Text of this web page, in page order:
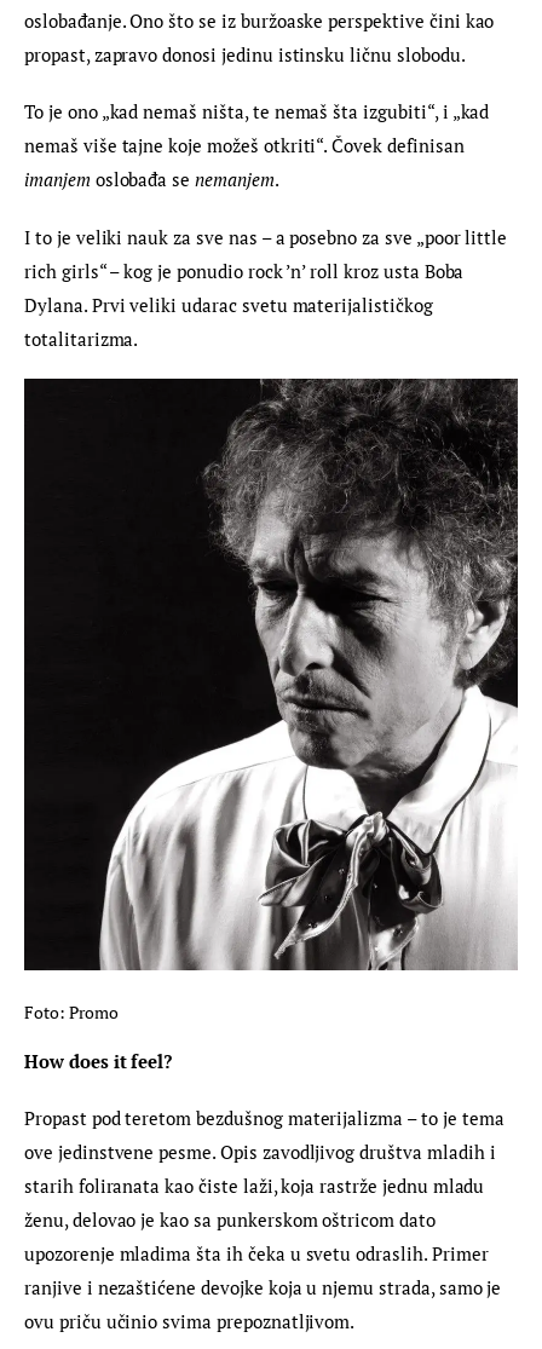
oslobađanje. Ono što se iz buržoaske perspektive čini kao
propast, zapravo donosi jedinu istinsku ličnu slobodu.
To je ono „kad nemaš ništa, te nemaš šta izgubiti“, i „kad
nemaš više tajne koje možeš otkriti“. Čovek definisan
imanjem oslobađa se nemanjem.
I to je veliki nauk za sve nas – a posebno za sve „poor little
rich girls“ – kog je ponudio rock ’n’ roll kroz usta Boba
Dylana. Prvi veliki udarac svetu materijalističkog
totalitarizma.
Foto: Promo
How does it feel?
Propast pod teretom bezdušnog materijalizma – to je tema
ove jedinstvene pesme. Opis zavodljivog društva mladih i
starih foliranata kao čiste laži, koja rastrže jednu mladu
ženu, delovao je kao sa punkerskom oštricom dato
upozorenje mladima šta ih čeka u svetu odraslih. Primer
ranjive i nezaštićene devojke koja u njemu strada, samo je
ovu priču učinio svima prepoznatljivom.